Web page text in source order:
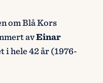
om Blå Kors
avEinar
i hele 42 år (1976-